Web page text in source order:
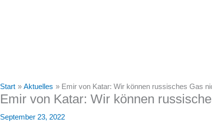
Start Aktuelles Emir von Katar: Wir können russisches Gas
Emir von Katar: Wir können
September 23, 2022